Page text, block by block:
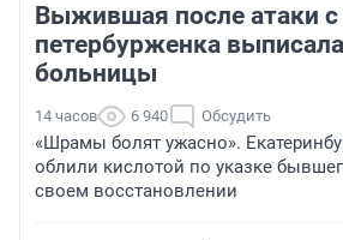
Выжившая после атаки с
петербурженка
больницы
14 часов 6 940 Обсудить
«Шрамы болят ужасно».
облили кислотой по указке
своем восстановлении